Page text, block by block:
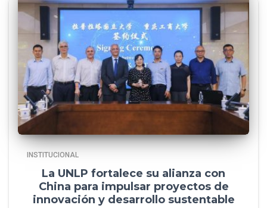
INSTITUCIONAL
La UNLP fortalece su alianza con
China para impulsar proyectos de
innovación y desarrollo sustentable